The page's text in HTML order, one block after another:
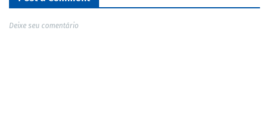
Deixe seu comentário